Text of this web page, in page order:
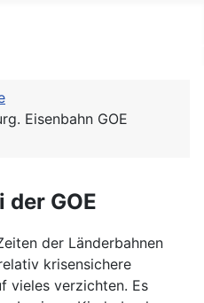
Eisenbahn GOE
der GOE
der Länderbahnen
krisensichere
vieles verzichten. Es